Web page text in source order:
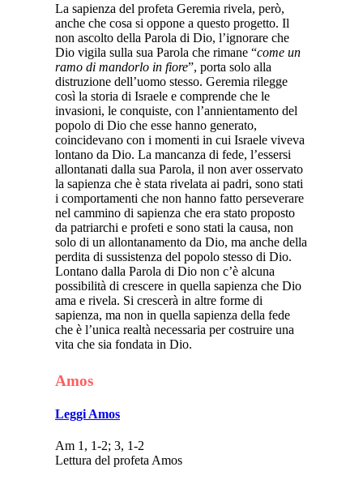
La sapienza del profeta Geremia rivela, però,
anche che cosa si oppone a questo progetto. Il
non ascolto della Parola di Dio, l’ignorare che
Dio vigila sulla sua Parola che rimane “come un
ramo di mandorlo in fiore”, porta solo alla
distruzione dell’uomo stesso. Geremia rilegge
così la storia di Israele e comprende che le
invasioni, le conquiste, con l’annientamento del
popolo di Dio che esse hanno generato,
coincidevano con i momenti in cui Israele viveva
lontano da Dio. La mancanza di fede, l’essersi
allontanati dalla sua Parola, il non aver osservato
la sapienza che è stata rivelata ai padri, sono stati
i comportamenti che non hanno fatto perseverare
nel cammino di sapienza che era stato proposto
da patriarchi e profeti e sono stati la causa, non
solo di un allontanamento da Dio, ma anche della
perdita di sussistenza del popolo stesso di Dio.
Lontano dalla Parola di Dio non c’è alcuna
possibilità di crescere in quella sapienza che Dio
ama e rivela. Si crescerà in altre forme di
sapienza, ma non in quella sapienza della fede
che è l’unica realtà necessaria per costruire una
vita che sia fondata in Dio.
Amos
Leggi Amos
Am 1, 1-2; 3, 1-2
Lettura del profeta Amos